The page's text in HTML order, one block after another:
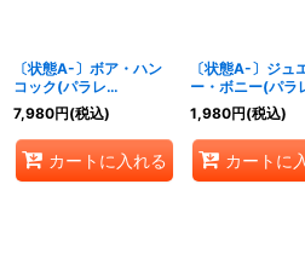
〔状態A-〕ボア・ハン
コック(パラレ
ル/illust:Bashikou)
【L/P】{OP07-038}
7,980円(税込)
カートに入れる
〔状態A-〕ジュ
ー・ボニー(パラ
ル/illust:Ryuda)
【L/P】{OP07-
1,980円(税込)
カートに